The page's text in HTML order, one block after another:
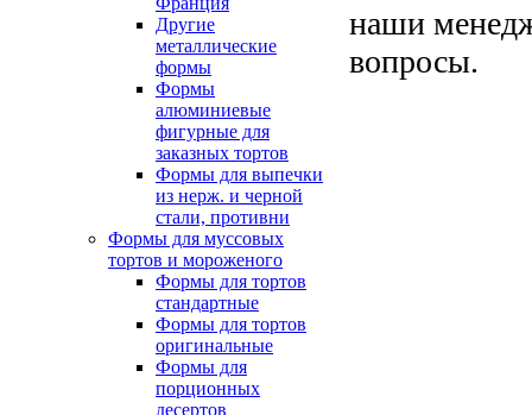
Другие
металлические
формы
Формы
алюминиевые
фигурные для
заказных тортов
Формы для выпечки
из нерж. и черной
стали, противни
Формы для муссовых
тортов и мороженого
Формы для тортов
стандартные
Формы для тортов
оригинальные
Формы для
порционных
десертов
наши
вопросы.